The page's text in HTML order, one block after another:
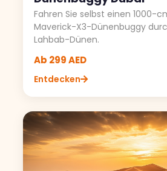
Fahren Sie selbst einen 1000-
Maverick-X3-Dünenbuggy
Lahbab-Dünen.
Ab 299 AED
Entdecken